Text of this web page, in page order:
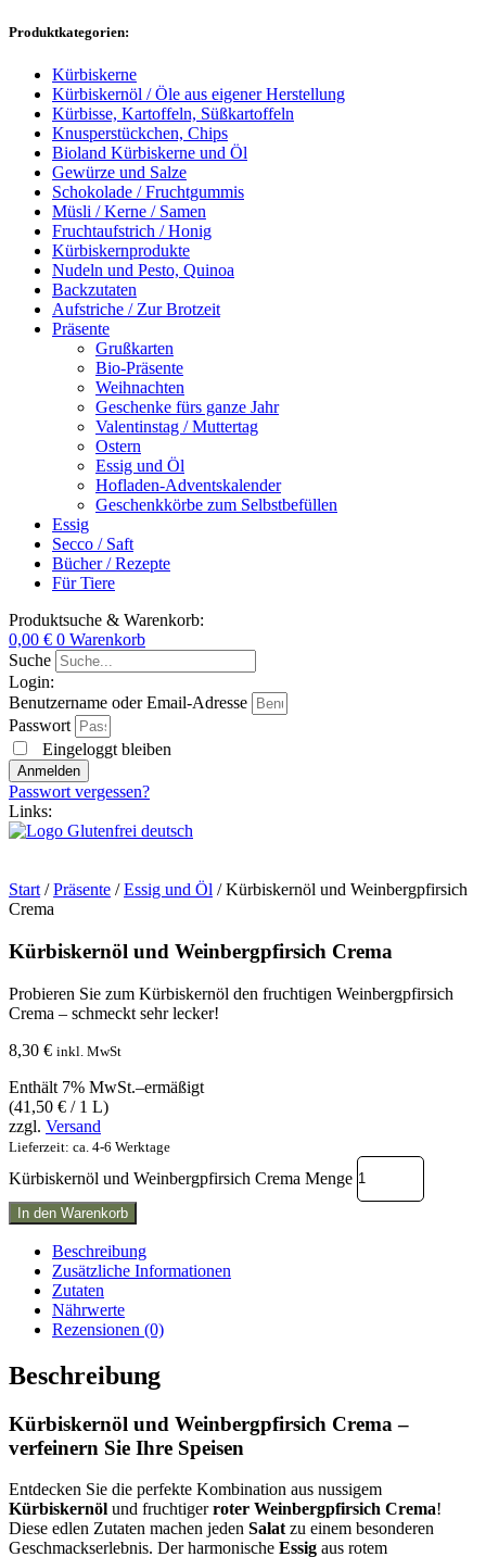
Produktkategorien:
Kürbiskerne
Kürbiskernöl / Öle aus eigener Herstellung
Kürbisse, Kartoffeln, Süßkartoffeln
Knusperstückchen, Chips
Bioland Kürbiskerne und Öl
Gewürze und Salze
Schokolade / Fruchtgummis
Müsli / Kerne / Samen
Fruchtaufstrich / Honig
Kürbiskernprodukte
Nudeln und Pesto, Quinoa
Backzutaten
Aufstriche / Zur Brotzeit
Präsente
Grußkarten
Bio-Präsente
Weihnachten
Geschenke fürs ganze Jahr
Valentinstag / Muttertag
Ostern
Essig und Öl
Hofladen-Adventskalender
Geschenkkörbe zum Selbstbefüllen
Essig
Secco / Saft
Bücher / Rezepte
Für Tiere
Produktsuche & Warenkorb:
0,00 € 0 Warenkorb
Suche
Login:
Benutzername oder Email-Adresse
Passwort
Eingeloggt bleiben
Anmelden
Passwort vergessen?
Links:
Start /Präsente /Essig und Öl / Kürbiskernöl und Weinbergpfirsich
Crema
Kürbiskernöl und Weinbergpfirsich Crema
Probieren Sie zum Kürbiskernöl den fruchtigen Weinbergpfirsich
Crema – schmeckt sehr lecker!
8,30 € inkl. MwSt
Enthält 7% MwSt.–ermäßigt
(41,50 € / 1 L)
zzgl. Versand
Lieferzeit: ca. 4-6 Werktage
Kürbiskernöl und Weinbergpfirsich Crema Menge
In den Warenkorb
Beschreibung
Zusätzliche Informationen
Zutaten
Nährwerte
Rezensionen (0)
Beschreibung
Kürbiskernöl und Weinbergpfirsich Crema –
verfeinern Sie Ihre Speisen
Entdecken Sie die perfekte Kombination aus nussigem
Kürbiskernöl und fruchtigerroter Weinbergpfirsich Crema!
Diese edlen Zutaten machen jeden Salat zu einem besonderen
Geschmackserlebnis. Der harmonische Essig aus rotem